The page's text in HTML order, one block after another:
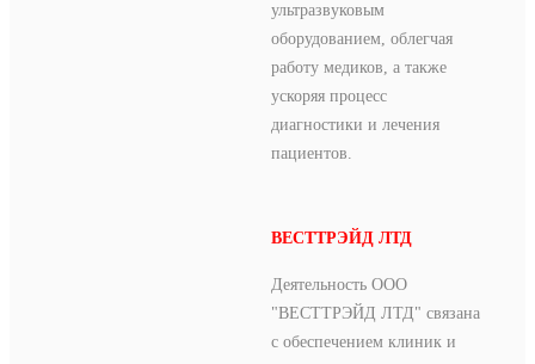
ультразвуковым
оборудованием, облегчая
работу медиков, а также
ускоряя процесс
диагностики и лечения
пациентов.
ВЕСТТРЭЙД ЛТД
Деятельность ООО
"ВЕСТТРЭЙД ЛТД" связана
с обеспечением клиник и